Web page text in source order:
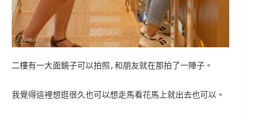
二樓有一大面鏡子可以拍照,和朋友就在那拍了一陣子。
我覺得這裡想逛很久也可以想走馬看花馬上就出去也可以。